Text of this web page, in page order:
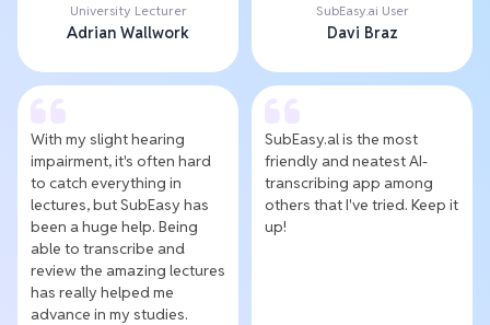
University Lecturer
Adrian Wallwork
SubEasy.ai User
Davi Braz
With my slight hearing
impairment, it's often hard
to catch everything in
lectures, but SubEasy has
been a huge help. Being
able to transcribe and
review the amazing lectures
has really helped me
advance in my studies.
SubEasy.al is the most
friendly and neatest AI-
transcribing app among
others that I've tried. Keep it
up!